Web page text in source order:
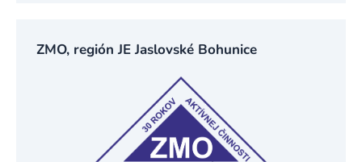
ZMO, región JE Jaslovské Bohunice